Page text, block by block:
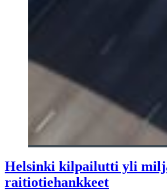
Helsinki kilpailutti yli
raitiotiehankkeet